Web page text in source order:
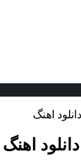
اهنگ
اهنگ